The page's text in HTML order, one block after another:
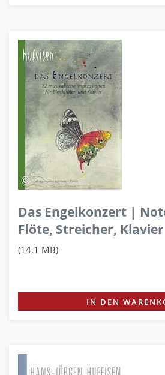
Das Engelkonzert |
Flöte, Streicher, Klavier
(14,1 MB)
IN DEN